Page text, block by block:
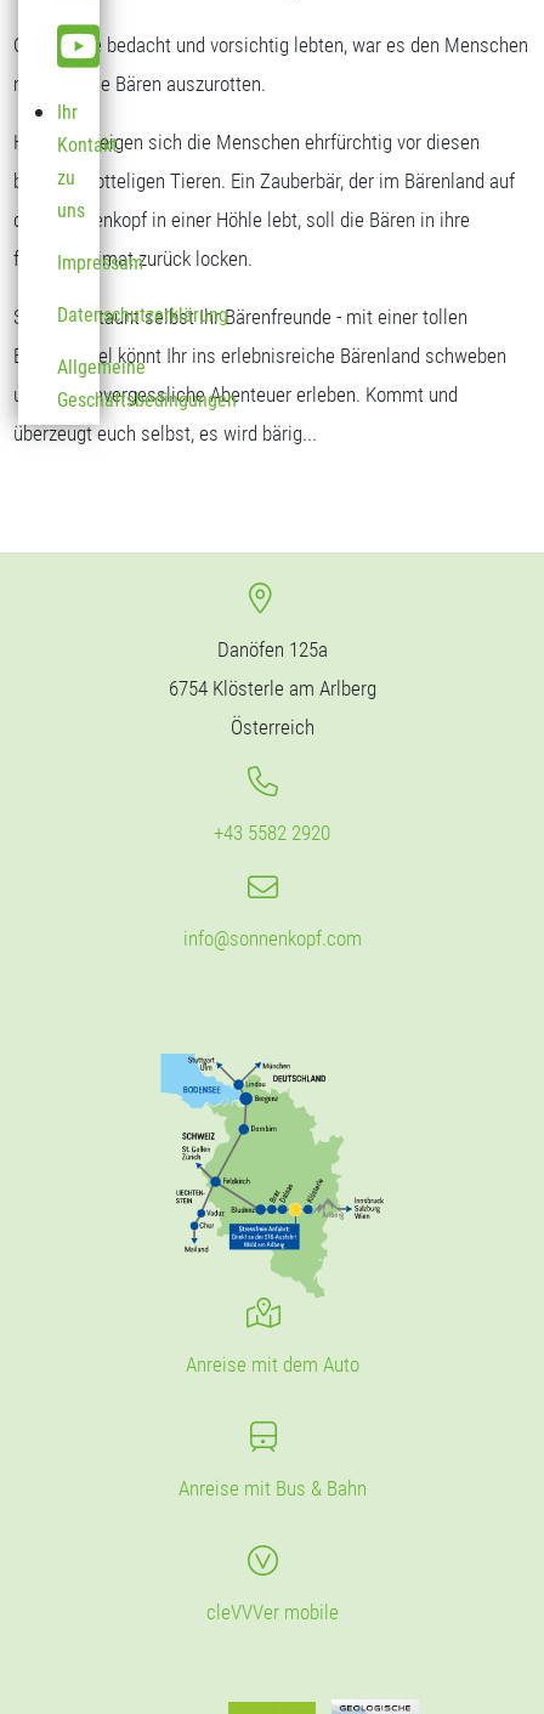
Ihr
Kontakt
zu
uns
Impressum
Datenschutzerklärung
Allgemeine
Geschäftsbedingungen
Obwohl sie bedacht und vorsichtig lebten, war es den Menschen
möglich, die Bären auszurotten.
Heute verneigen sich die Menschen ehrfürchtig vor diesen
braunen, zotteligen Tieren. Ein Zauberbär, der im Bärenland auf
dem Sonnenkopf in einer Höhle lebt, soll die Bären in ihre
frühere Heimat zurück locken.
Seht und staunt selbst Ihr Bärenfreunde - mit einer tollen
Bärengondel könnt Ihr ins erlebnisreiche Bärenland schweben
und dort unvergessliche Abenteuer erleben. Kommt und
überzeugt euch selbst, es wird bärig...
Danöfen 125a
6754 Klösterle am Arlberg
Österreich
+43 5582 2920
info@sonnenkopf.com
Anreise mit dem Auto
Anreise mit Bus & Bahn
cleVVVer mobile